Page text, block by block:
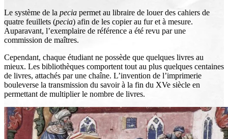
Le système de la pecia permet au libraire de louer des cahiers de
quatre feuillets (pecia) afin de les copier au fur et à mesure.
Auparavant, l’exemplaire de référence a été revu par une
commission de maîtres.
Cependant, chaque étudiant ne possède que quelques livres au
mieux. Les bibliothèques comportent tout au plus quelques centaines
de livres, attachés par une chaîne. L’invention de l’imprimerie
bouleverse la transmission du savoir à la fin du XVe siècle en
permettant de multiplier le nombre de livres.